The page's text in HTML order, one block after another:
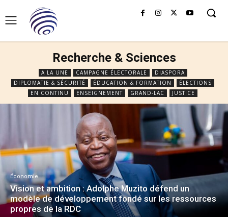
Recherche & Sciences
A LA UNE CAMPAGNE ÉLECTORALE
DIASPORA
DIPLOMATIE & SÉCURITÉ
ÉDUCATION & FORMATION
ÉLECTIONS
EN CONTINU
ENSEIGNEMENT GRAND-LAC JUSTICE
Économie
Vision et ambition : Adolphe Muzito défend un
modèle de développement fondé sur les ressources
propres de la RDC